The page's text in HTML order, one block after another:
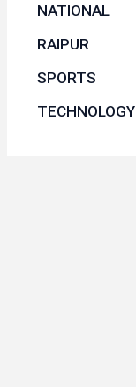
NATIONAL
RAIPUR
SPORTS
TECHNOLOGY